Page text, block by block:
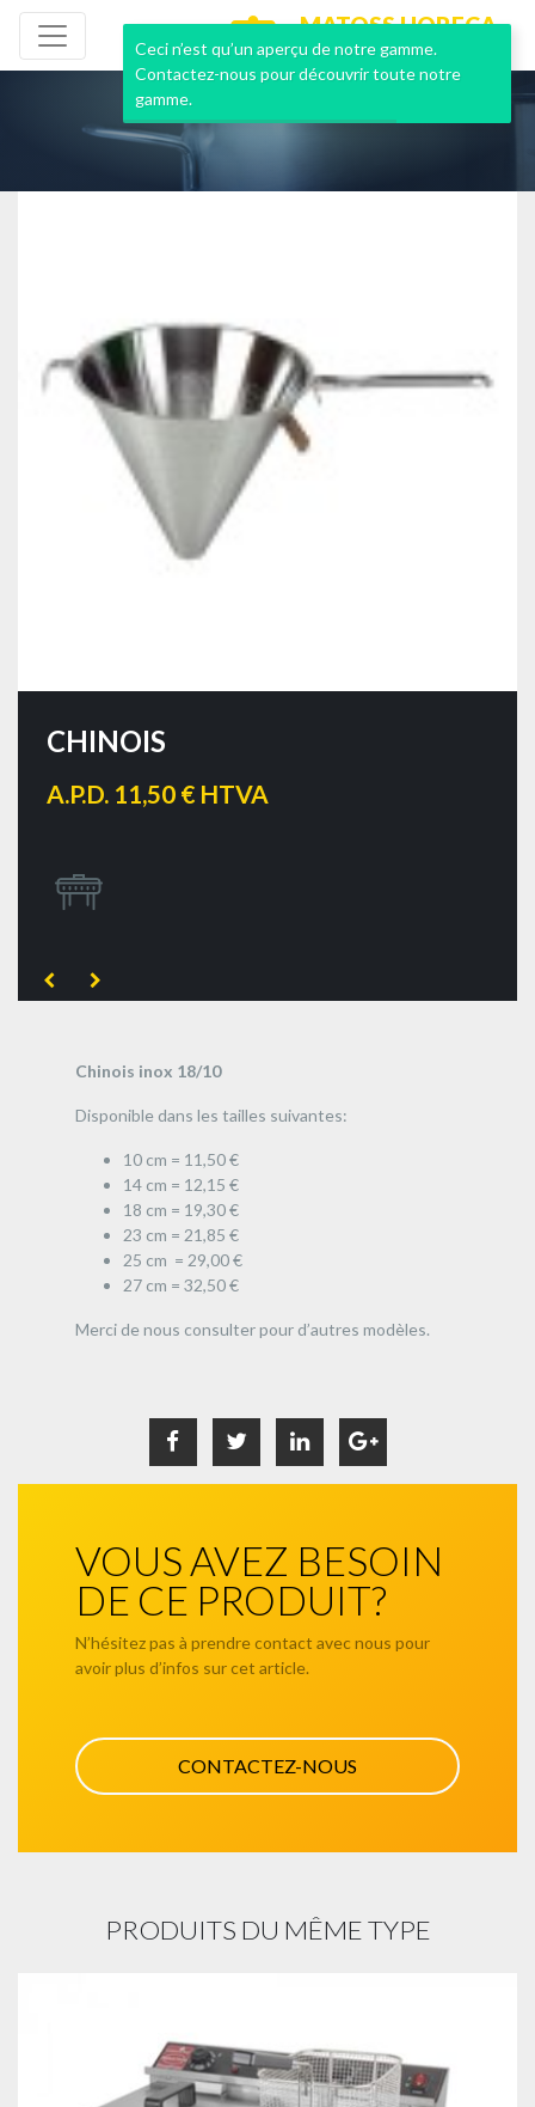
MATOSS HORECA
NEUF & OCCASION
CHINOIS
A.P.D. 11,50 € HTVA
Chinois inox 18/10
Disponible dans les tailles suivantes:
10 cm = 11,50 €
14 cm = 12,15 €
18 cm = 19,30 €
23 cm = 21,85 €
25 cm = 29,00 €
27 cm = 32,50 €
Merci de nous consulter pour d’autres modèles.
VOUS AVEZ BESOIN
DE CE PRODUIT?
N’hésitez pas à prendre contact avec nous pour
avoir plus d’infos sur cet article.
CONTACTEZ-NOUS
PRODUITS DU MÊME TYPE
Ceci n’est qu’un aperçu de notre gamme.
Contactez-nous pour découvrir toute notre
gamme.